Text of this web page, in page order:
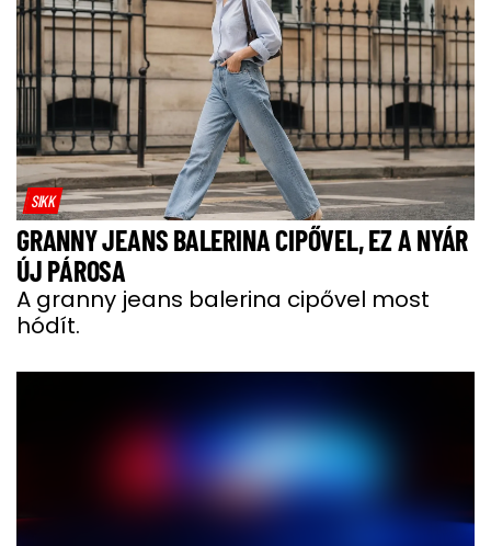
SIKK
GRANNY JEANS BALERINA CIPŐVEL, EZ A NYÁR
ÚJ PÁROSA
A granny jeans balerina cipővel most
hódít.